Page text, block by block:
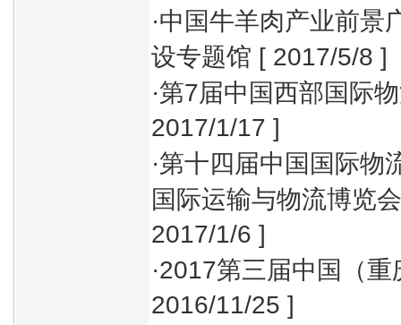
·中国牛羊肉产业前景
设专题馆 [ 2017/5/8 ]
·第7届中国西部国际
2017/1/17 ]
·第十四届中国国际物
国际运输与物流博览
2017/1/6 ]
·2017第三届中国（重
2016/11/25 ]